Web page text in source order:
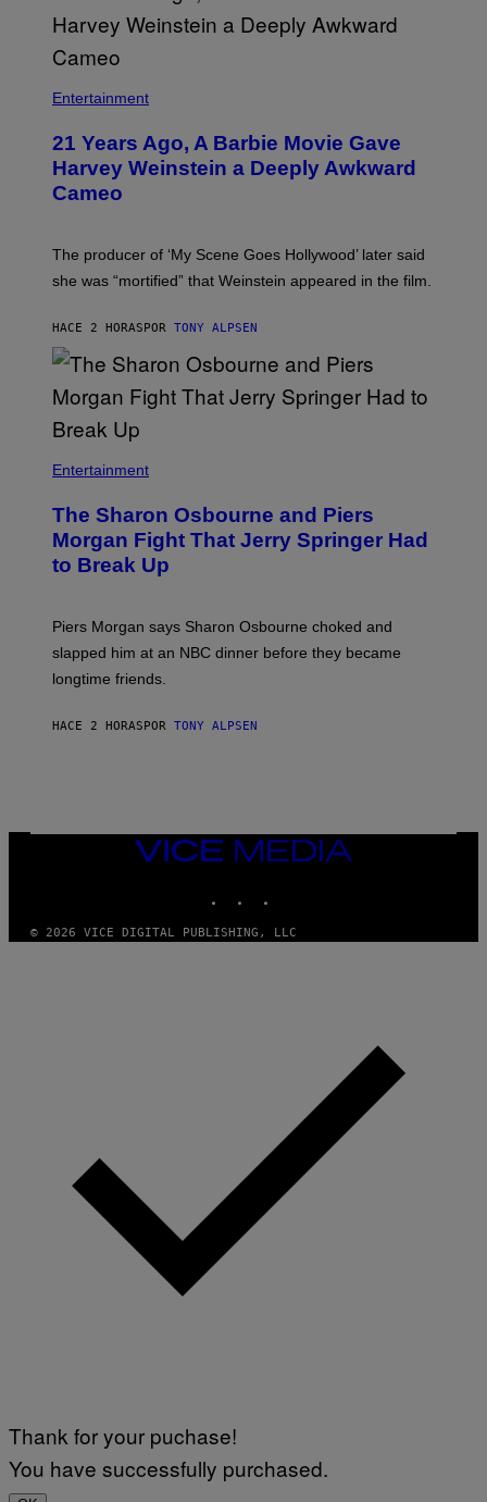
N
)M
I
E
F
E
R
N
S
Entertainment
21 Years Ago, A Barbie Movie Gave
Harvey Weinstein a Deeply Awkward
Cameo
The producer of ‘My Scene Goes Hollywood’ later said
she was “mortified” that Weinstein appeared in the film.
HACE 2 HORASPOR TONY ALPSEN
Entertainment
The Sharon Osbourne and Piers
Morgan Fight That Jerry Springer Had
to Break Up
Piers Morgan says Sharon Osbourne choked and
slapped him at an NBC dinner before they became
longtime friends.
HACE 2 HORASPOR TONY ALPSEN
VICE
© 2026 VICE DIGITAL PUBLISHING, LLC
Thank for your puchase!
You have successfully purchased.